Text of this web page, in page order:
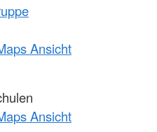
Ansicht
Ansicht